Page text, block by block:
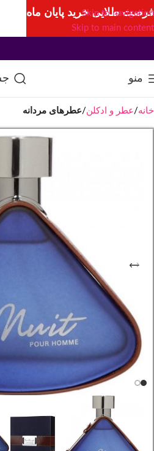
Skip to navigation
Skip to main content
منو
خانه عطر و ادکلن عطرهای مردانه
فرصت طلایی خرید پایان ماه